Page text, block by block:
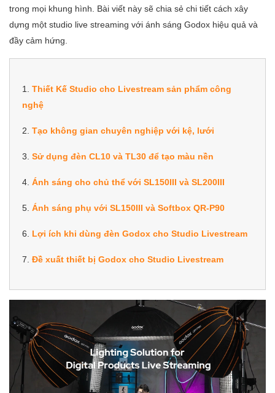
trong mọi khung hình. Bài viết này sẽ chia sẻ chi tiết cách xây
dựng một studio live streaming với ánh sáng Godox hiệu quả và
đầy cảm hứng.
1. Thiết Kế Studio cho Livestream sản phẩm công
nghệ
2. Tạo không gian chuyên nghiệp với kệ, lưới
3. Sử dụng đèn CL10 và TL30 để tạo màu nền
4. Ánh sáng cho chủ thể với SL150III và SL200III
5. Ánh sáng phụ với SL150III và Softbox QR-P90
6. Lợi ích khi dùng đèn Godox cho Studio Livestream
7. Đề xuất thiết bị Godox cho Studio Livestream